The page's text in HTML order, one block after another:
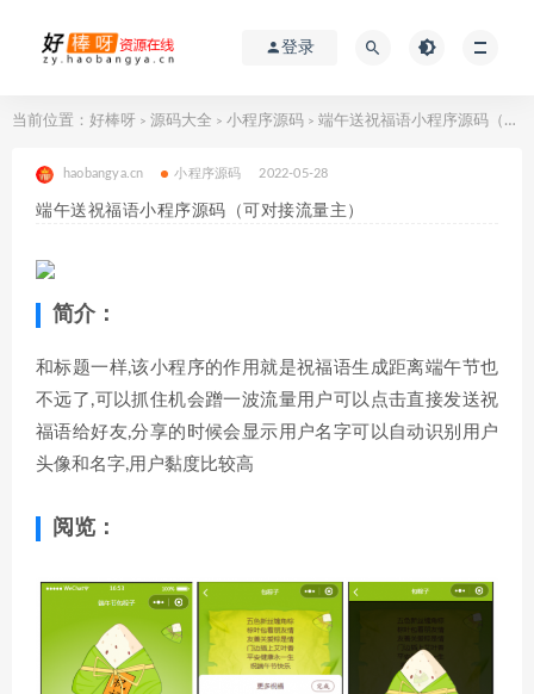
登录
当前位置： 好棒呀 > 源码大全 > 小程序源码 > 端午送祝福语小程序源码（可对接流量主）
haobangya.cn 小程序源码 2022-05-28
端午送祝福语小程序源码（可对接流量主）
简介：
和标题一样,该小程序的作用就是祝福语生成距离端午节也
不远了,可以抓住机会蹭一波流量用户可以点击直接发送祝
福语给好友,分享的时候会显示用户名字可以自动识别用户
头像和名字,用户黏度比较高
阅览：